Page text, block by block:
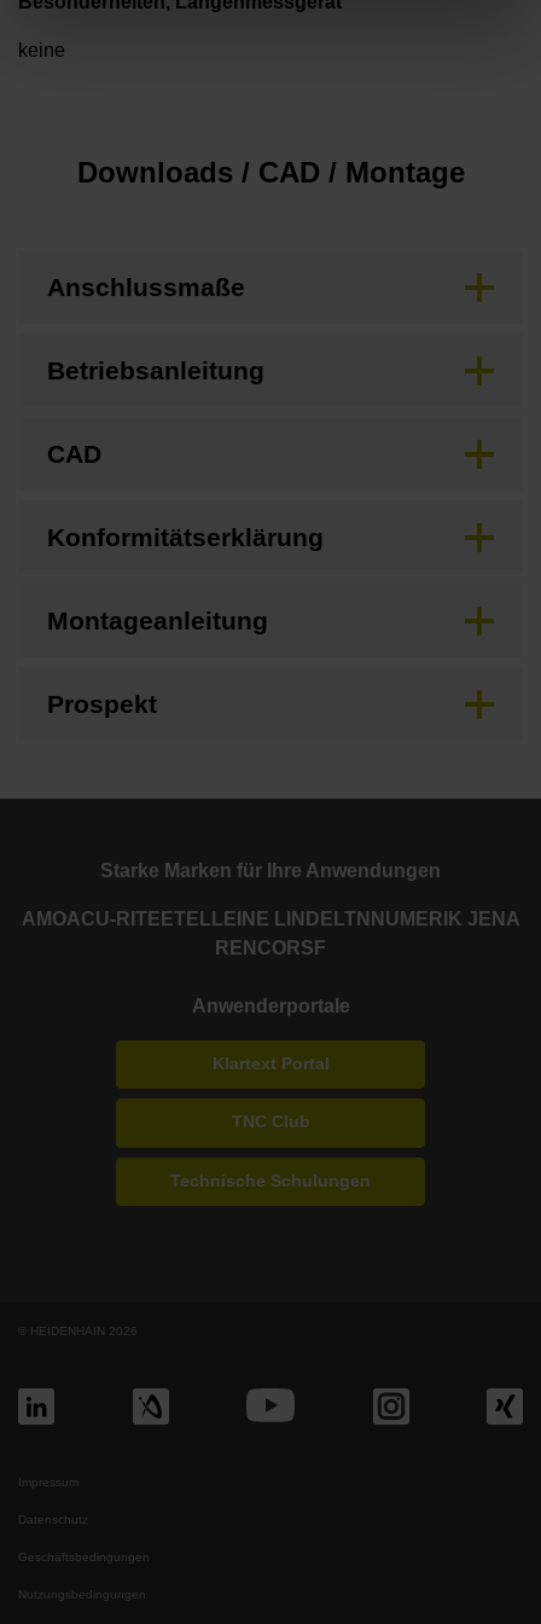
keine
Downloads / CAD / Montage
Anschlussmaße
Betriebsanleitung
CAD
Konformitätserklärung
Montageanleitung
Prospekt
Starke Marken für Ihre Anwendungen
AMOACU-RITE ETEL LEINE LINDE LTN NUMERIK JENA
RENCORSF
Anwenderportale
Klartext Portal
TNC Club
Technische Schulungen
© HEIDENHAIN 2026
Impressum
Datenschutz
Geschäftsbedingungen
Nutzungsbedingungen